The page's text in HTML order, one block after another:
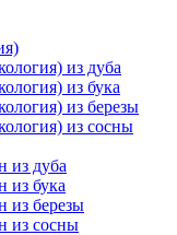
из дуба
из бука
из березы
из сосны
из дуба
из бука
из березы
из сосны